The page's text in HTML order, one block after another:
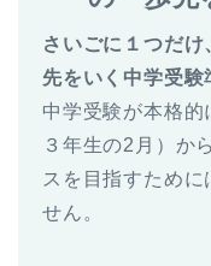
さいごに１つだ
先をいく中学受験
中学受験が本格
３年生の2月）か
スを目指すために
せん。